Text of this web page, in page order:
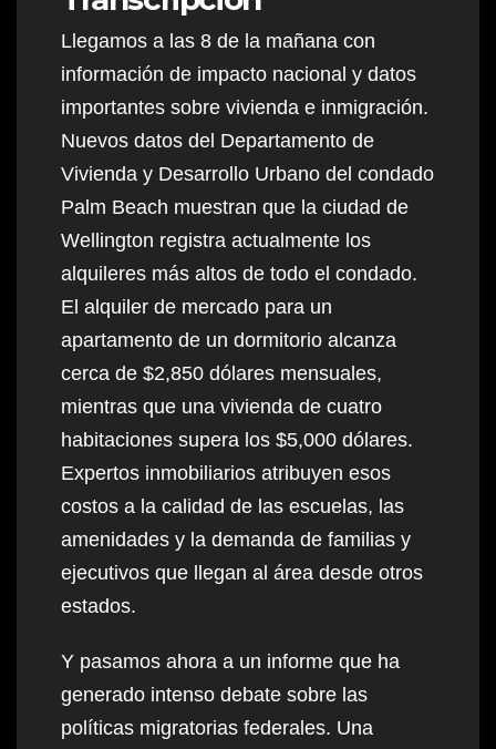
Llegamos a las 8 de la mañana con
información de impacto nacional y datos
importantes sobre vivienda e inmigración.
Nuevos datos del Departamento de
Vivienda y Desarrollo Urbano del condado
Palm Beach muestran que la ciudad de
Wellington registra actualmente los
alquileres más altos de todo el condado.
El alquiler de mercado para un
apartamento de un dormitorio alcanza
cerca de $2,850 dólares mensuales,
mientras que una vivienda de cuatro
habitaciones supera los $5,000 dólares.
Expertos inmobiliarios atribuyen esos
costos a la calidad de las escuelas, las
amenidades y la demanda de familias y
ejecutivos que llegan al área desde otros
estados.
Y pasamos ahora a un informe que ha
generado intenso debate sobre las
políticas migratorias federales. Una